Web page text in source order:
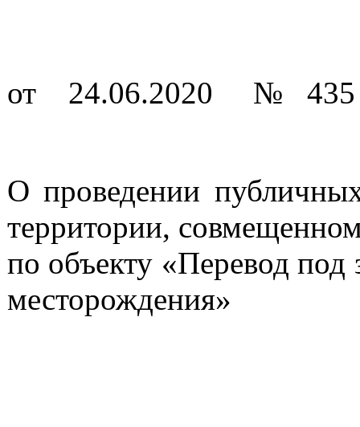
от 24.06.2020 № 435
О проведении
территории,
по объекту «Перевод
месторождения»